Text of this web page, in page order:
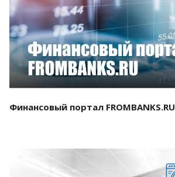
Смотреть проект
Финансовый портал FROMBANKS.RU